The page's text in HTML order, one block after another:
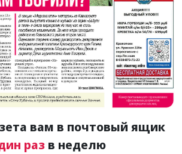
вам в почтовый ящик
разв неделю